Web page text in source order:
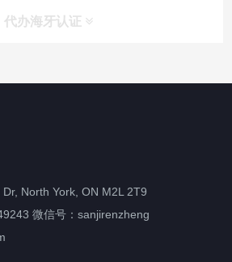
代办海牙认证
North York, ON M2L 2T9
微信号：sanjirenzheng